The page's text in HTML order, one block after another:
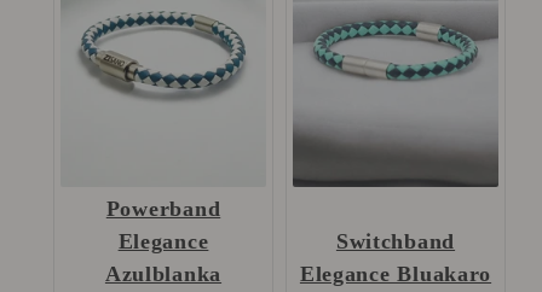
Powerband
Elegance
Azulblanka
Switchband
Elegance Bluakaro